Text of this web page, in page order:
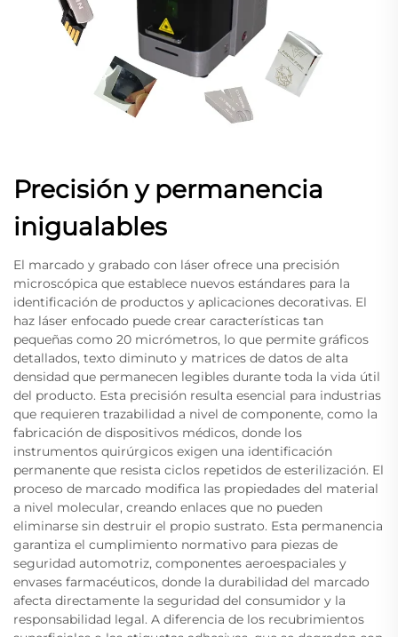
Precisión y permanencia
inigualables
El marcado y grabado con láser ofrece una precisión
microscópica que establece nuevos estándares para la
identificación de productos y aplicaciones decorativas. El
haz láser enfocado puede crear características tan
pequeñas como 20 micrómetros, lo que permite gráficos
detallados, texto diminuto y matrices de datos de alta
densidad que permanecen legibles durante toda la vida útil
del producto. Esta precisión resulta esencial para industrias
que requieren trazabilidad a nivel de componente, como la
fabricación de dispositivos médicos, donde los
instrumentos quirúrgicos exigen una identificación
permanente que resista ciclos repetidos de esterilización. El
proceso de marcado modifica las propiedades del material
a nivel molecular, creando enlaces que no pueden
eliminarse sin destruir el propio sustrato. Esta permanencia
garantiza el cumplimiento normativo para piezas de
seguridad automotriz, componentes aeroespaciales y
envases farmacéuticos, donde la durabilidad del marcado
afecta directamente la seguridad del consumidor y la
responsabilidad legal. A diferencia de los recubrimientos